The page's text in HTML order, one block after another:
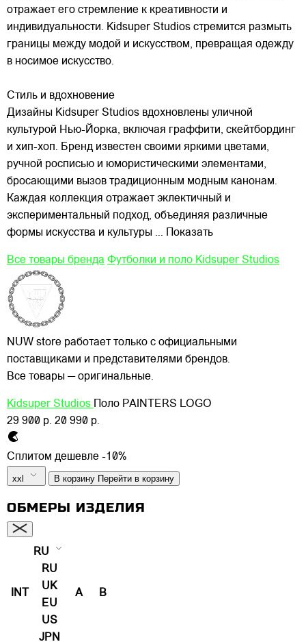
отражает его стремление к креативности и
индивидуальности. Kidsuper Studios стремится размыть
границы между модой и искусством, превращая одежду
в носимое искусство.
Стиль и вдохновение
Дизайны Kidsuper Studios вдохновлены уличной
культурой Нью-Йорка, включая граффити, скейтбординг
и хип-хоп. Бренд известен своими яркими цветами,
ручной росписью и юмористическими элементами,
бросающими вызов традиционным модным канонам.
Каждая коллекция отражает эклектичный и
экспериментальный подход, объединяя различные
формы искусства и культуры ... Показать
Все товары бренда Футболки и поло Kidsuper Studios
NUW store работает только с официальными
поставщиками и представителями брендов.
Все товары — оригинальные.
Kidsuper Studios
Поло PAINTERS LOGO
29 900 р. 20 990 р.
Сплитом дешевле -10%
xxl В корзину Перейти в корзину
ОБМЕРЫ ИЗДЕЛИЯ
INT
RU
RU
UK
EU
US
JPN
A B